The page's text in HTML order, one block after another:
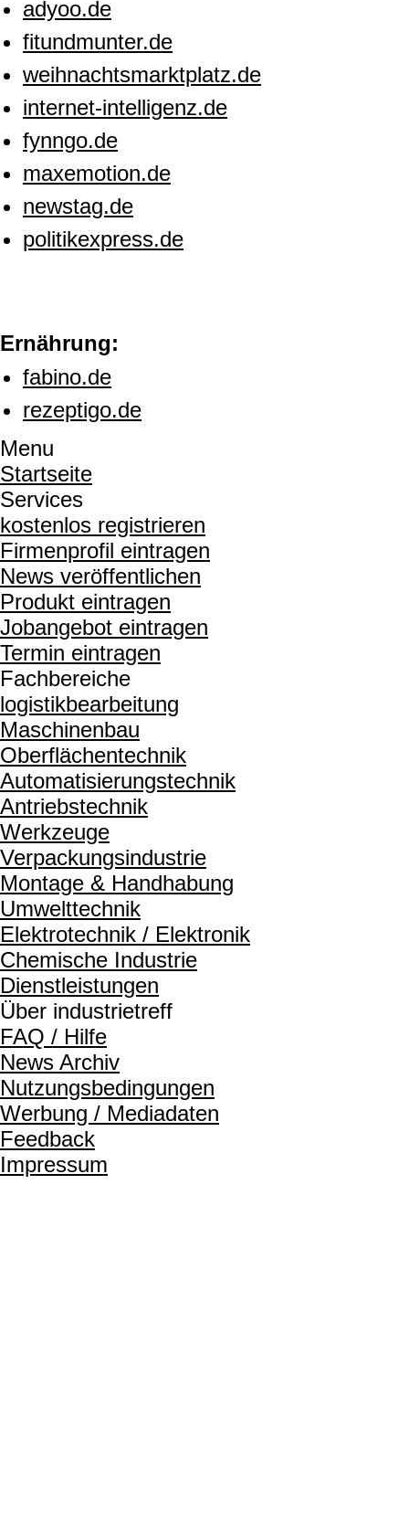
adyoo.de
fitundmunter.de
weihnachtsmarktplatz.de
internet-intelligenz.de
fynngo.de
maxemotion.de
newstag.de
politikexpress.de
Ernährung:
fabino.de
rezeptigo.de
Menu
Startseite
Services
kostenlos registrieren
Firmenprofil eintragen
News veröffentlichen
Produkt eintragen
Jobangebot eintragen
Termin eintragen
Fachbereiche
logistikbearbeitung
Maschinenbau
Oberflächentechnik
Automatisierungstechnik
Antriebstechnik
Werkzeuge
Verpackungsindustrie
Montage & Handhabung
Umwelttechnik
Elektrotechnik / Elektronik
Chemische Industrie
Dienstleistungen
Über industrietreff
FAQ / Hilfe
News Archiv
Nutzungsbedingungen
Werbung / Mediadaten
Feedback
Impressum